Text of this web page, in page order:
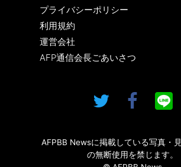
プライバシーポリシー
利用規約
運営会社
AFP通信会長ごあいさつ
AFPBB Newsに掲載している写真・
の無断使用を禁じます。